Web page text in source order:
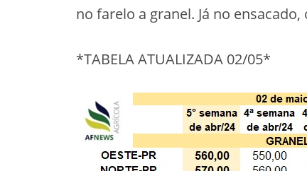
no farelo a granel. Já no
*TABELA ATUALIZADA 02/05*